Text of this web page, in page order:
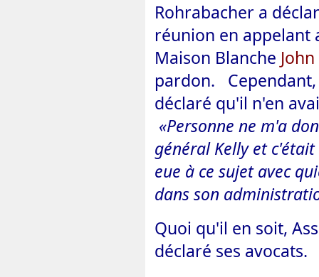
Rohrabacher a
réunion en appelant
Maison Blanche
pardon.
déclaré qu'il n'en
«Personne ne m'a
général Kelly et
eue à ce sujet avec
dans son
Quoi qu'il en soit,
déclaré ses avocats.